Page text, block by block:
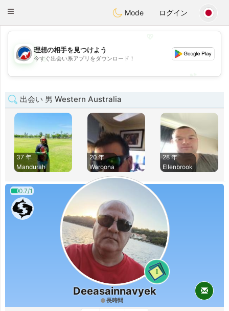
AustraliaChat
Toggle
Mode ログイン
💖
💕
理想の相手を見つけよう
今すぐ出会い系アプリをダウンロード！
出会い 男 Western Australia
37 年
Mandurah
20 年
Waroona
28 年
Ellenbrook
0.7/1
1
Deeasainnavyek
長時間